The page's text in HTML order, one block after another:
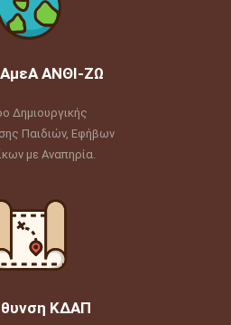
ΑΝΘΙ-ΖΩ
Δημιουργικής
Παιδιών, Εφήβων
με Αναπηρία.
ΚΔΑΠ